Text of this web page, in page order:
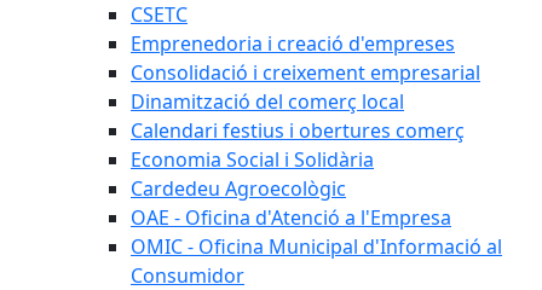
CSETC
Emprenedoria i creació d'empreses
Consolidació i creixement empresarial
Dinamització del comerç local
Calendari festius i obertures comerç
Economia Social i Solidària
Cardedeu Agroecològic
OAE - Oficina d'Atenció a l'Empresa
OMIC - Oficina Municipal d'Informació al
Consumidor